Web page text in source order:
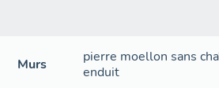
Murs pierre moellon sans
enduit